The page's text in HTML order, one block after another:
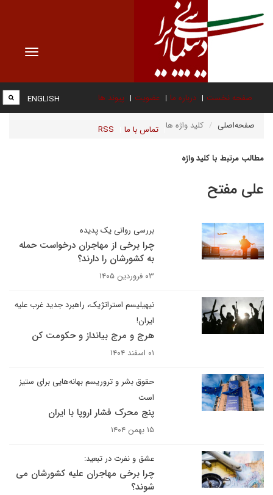
Toggle
صفحه نخست درباره ما عضویت پیوند ها
تماس با ما RSS
ENGLISH
صفحه‌اصلی کلید واژه ها
مطالب مرتبط با کلید واژه
علی مفتح
بررسی روانی یک پدیده
چرا برخی از مهاجران درخواست حمله
به کشورشان را دارند؟
۰۳ فروردین ۱۴۰۵
نیهیلیسم استراتژیک، راهبرد جدید غرب علیه
ایران!
هرج و مرج بیانداز و حکومت کن
۰۱ اسفند ۱۴۰۴
حقوق بشر و تروریسم بهانه‌هایی برای ستیز
است
پنج محرک فشار اروپا با ایران
۱۵ بهمن ۱۴۰۴
عشق و نفرت در تبعید:
چرا برخی مهاجران علیه کشورشان می
شوند؟